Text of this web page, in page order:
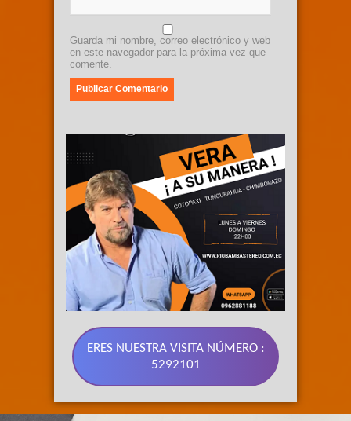
Guarda mi nombre, correo electrónico y web
en este navegador para la próxima vez que
comente.
ERES NUESTRA VISITA NÚMERO :
5292101